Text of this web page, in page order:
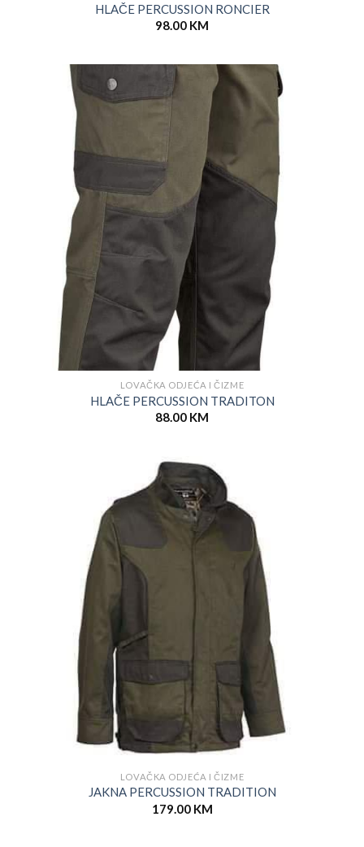
HLAČE PERCUSSION RONCIER
98.00 KM
LOVAČKA ODJEĆA I ČIZME
HLAČE PERCUSSION TRADITON
88.00 KM
LOVAČKA ODJEĆA I ČIZME
JAKNA PERCUSSION TRADITION
179.00 KM